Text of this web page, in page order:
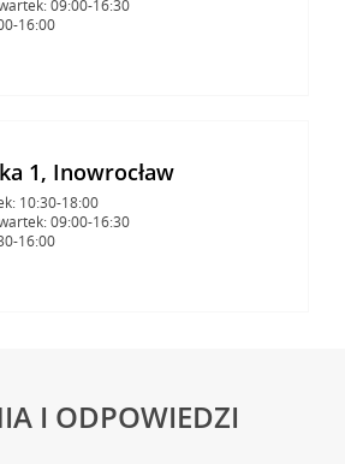
09:00-16:30
16:00
1, Inowrocław
10:30-18:00
09:00-16:30
16:00
I ODPOWIEDZI